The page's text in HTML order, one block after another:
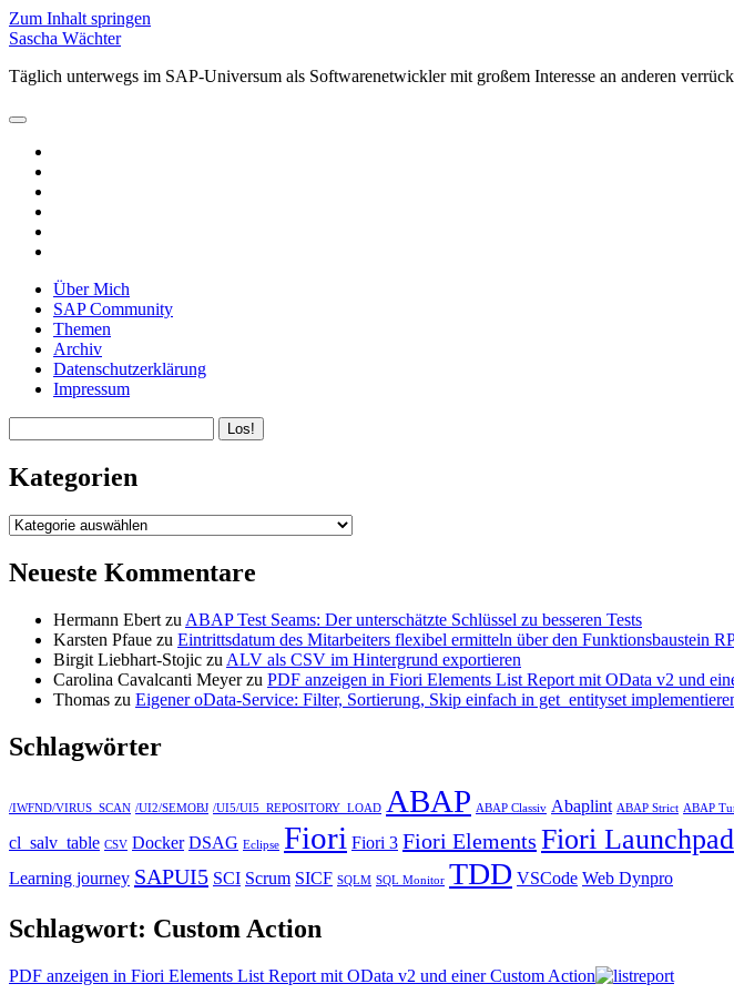
Zum Inhalt springen
Sascha Wächter
Täglich unterwegs im SAP-Universum als Softwarenetwickler mit großem Interesse an anderen
open
menu
Über Mich
SAP Community
Themen
Archiv
Datenschutzerklärung
Impressum
Kategorien
Kategorien
Neueste Kommentare
Hermann Ebert zu ABAP Test Seams: Der unterschätzte Schlüssel zu besseren Tests
Karsten Pfaue zu Eintrittsdatum des Mitarbeiters flexibel ermitteln über den Funktionsbaustein
Birgit Liebhart-Stojic zu ALV als CSV im Hintergrund exportieren
Carolina Cavalcanti Meyerzu PDF anzeigen in Fiori Elements List Report mit OData v2 und
Thomas zu Eigener oData-Service: Filter, Sortierung, Skip einfach in get_entityset
Schlagwörter
/IWFND/VIRUS_SCAN /UI2/SEMOBJ /UI5/UI5_REPOSITORY_LOAD ABAP ABAP Classiv Abaplint ABAP Strict ABAP
cl_salv_table CSV Docker DSAG Eclipse Fiori Fiori 3 Fiori Elements Fiori Launchpad
Learning journey SAPUI5 SCI Scrum SICF SQLM SQL Monitor TDD VSCode Web Dynpro
Schlagwort: Custom Action
PDF anzeigen in Fiori Elements List Report mit OData v2 und einer Custom Action